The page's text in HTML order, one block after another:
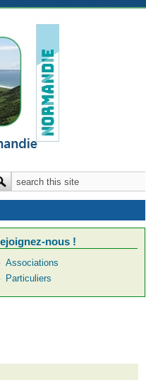
de recherche
Rechercher
nous !
Associations
Particuliers